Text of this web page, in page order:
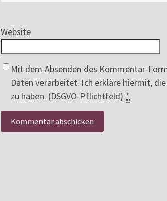
Website
Mit dem Absenden des Kommentar-
Daten verarbeitet. Ich erkläre hiermit,
zu haben. (DSGVO-Pflichtfeld) *